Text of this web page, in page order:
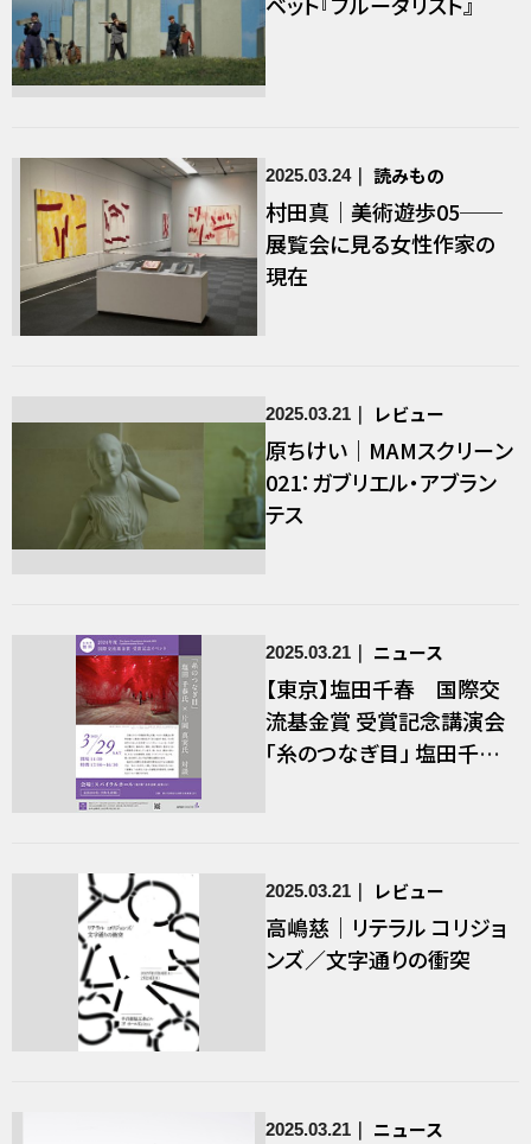
2025.03.24 読みもの
村田真｜美術遊歩05──
展覧会に見る女性作家の
現在
2025.03.21 レビュー
原ちけい｜MAMスクリーン
021：ガブリエル・アブラン
テス
2025.03.21 ニュース
【東京】塩田千春 国際交
流基金賞 受賞記念講演会
「糸のつなぎ目」 塩田千春
2025.03.21 レビュー
高嶋慈｜リテラル コリジョ
ンズ／文字通りの衝突
2025.03.21 ニュース